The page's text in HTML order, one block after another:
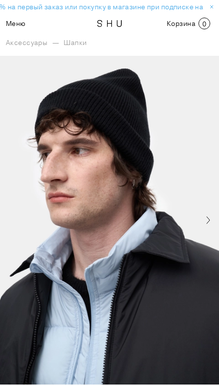
на первый заказ или покупку в магазине при подписке на
Меню
Корзина 0
Аксессуары — Шапки